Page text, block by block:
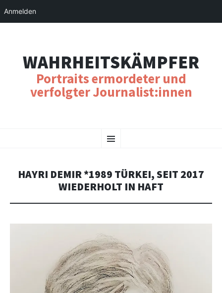
WAHRHEITSKÄMPFER
Portraits ermordeter und
verfolgter Journalist:innen
Menu
TO
HAYRI DEMIR *1989 TÜRKEI, SEIT 2017
WIEDERHOLT IN HAFT
Anmelden